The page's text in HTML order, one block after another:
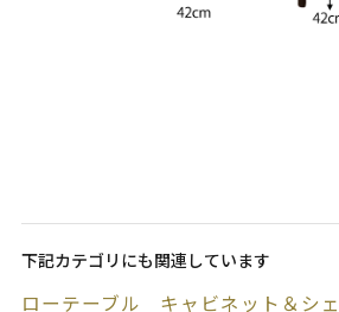
下記カテゴリにも関連しています
ローテーブル キャビネット＆シ